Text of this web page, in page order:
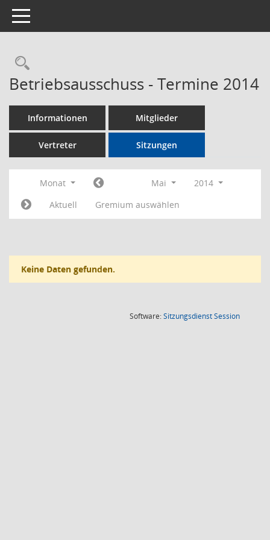
Toggle navigation
Rechercheauswahl
Betriebsausschuss - Termine 2014
Informationen Mitglieder
Vertreter Sitzungen
Monat Mai
2014
Aktuell
Gremium auswählen
Keine Daten gefunden.
Software:SitzungsdienstSession(Wird in